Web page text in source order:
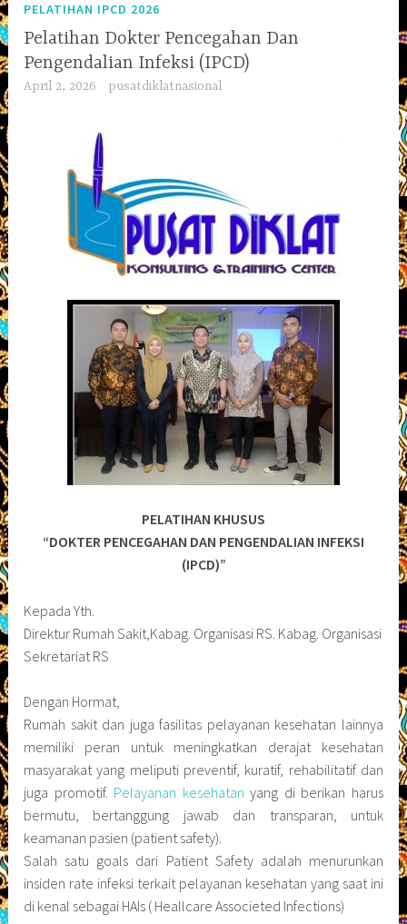
PELATIHAN IPCD 2026
Pelatihan Dokter Pencegahan Dan
Pengendalian Infeksi (IPCD)
April 2, 2026 pusatdiklatnasional
PELATIHAN KHUSUS
“DOKTER PENCEGAHAN DAN PENGENDALIAN INFEKSI
(IPCD)”
Kepada Yth.
Direktur Rumah Sakit,Kabag. Organisasi RS. Kabag. Organisasi
Sekretariat RS
Dengan Hormat,
Rumah sakit dan juga fasilitas pelayanan kesehatan lainnya
memiliki peran untuk meningkatkan derajat kesehatan
masyarakat yang meliputi preventif, kuratif, rehabilitatif dan
juga promotif. Pelayanan kesehatan yang di berikan harus
bermutu, bertanggung jawab dan transparan, untuk
keamanan pasien (patient safety).
Salah satu goals dari Patient Safety adalah menurunkan
insiden rate infeksi terkait pelayanan kesehatan yang saat ini
di kenal sebagai HAIs ( Heallcare Associeted Infections)